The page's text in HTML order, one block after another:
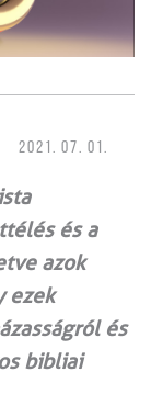
2021. 07. 01.
és a
azok
ezek
és
bibliai